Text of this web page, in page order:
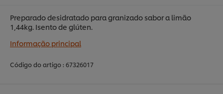
Preparado desidratado para granizado sabor a limão
1,44kg. Isento de glúten.
Informação principal
Código do artigo : 67326017